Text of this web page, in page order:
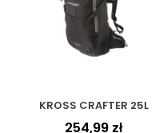
KROSS CRAFTER 25L
254,99 zł